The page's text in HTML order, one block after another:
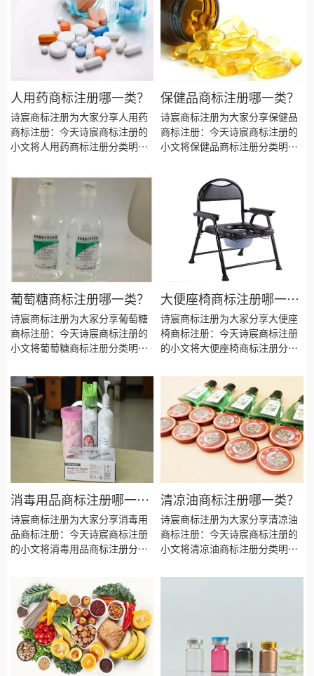
人用药商标注册哪一类？
诗宸商标注册为大家分享人用药
商标注册：今天诗宸商标注册的
小文将人用药商标注册分类明
注册多久、商标注册资料和商标
注册证书有效期等资料整理出
保健品商标注册哪一类？
诗宸商标注册为大家分享保健品
商标注册：今天诗宸商标注册的
小文将保健品商标注册分类明
注册多久、商标注册资料和商标
注册证书有效期等资料整理出
葡萄糖商标注册哪一类？
诗宸商标注册为大家分享葡萄糖
商标注册：今天诗宸商标注册的
小文将葡萄糖商标注册分类明
注册多久、商标注册资料和商标
注册证书有效期等资料整理出
来。
大便座椅商标注册哪一
类？
诗宸商标注册为大家分享大便座
椅商标注册：今天诗宸商标注册
的小文将大便座椅商标注册分类
标注册多久、商标注册资料和商
标注册证书有效期等资料整理出
来。
消毒用品商标注册哪一
类？
诗宸商标注册为大家分享消毒用
品商标注册：今天诗宸商标注册
的小文将消毒用品商标注册分类
标注册证书有效期等资料整理出
来。
清凉油商标注册哪一类？
诗宸商标注册为大家分享清凉油
商标注册：今天诗宸商标注册的
小文将清凉油商标注册分类明
注册多久、商标注册资料和商标